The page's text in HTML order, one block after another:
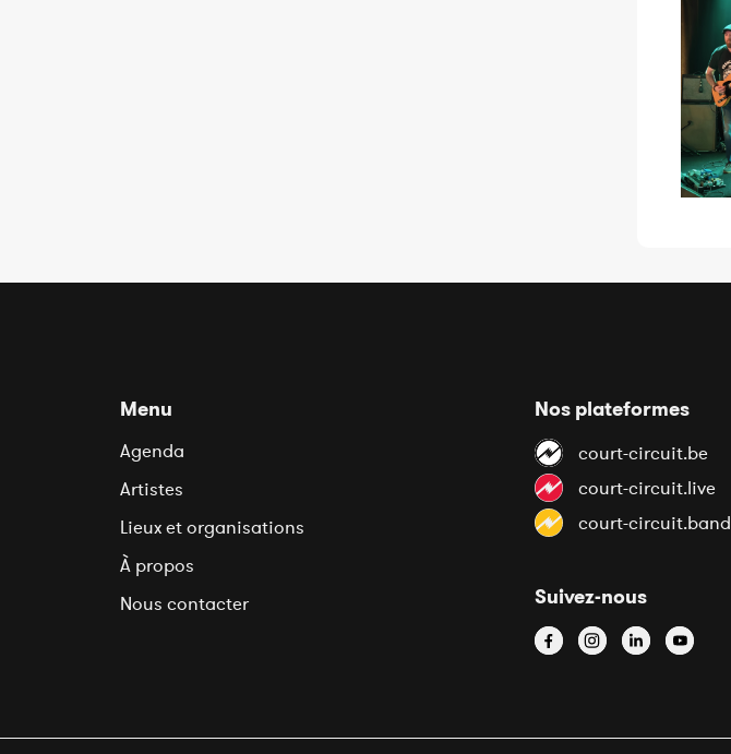
Menu
Agenda
Artistes
Lieux et organisations
À propos
Nous contacter
Nos plateformes
court-circuit.be
court-circuit.live
court-circuit.band
Suivez-nous